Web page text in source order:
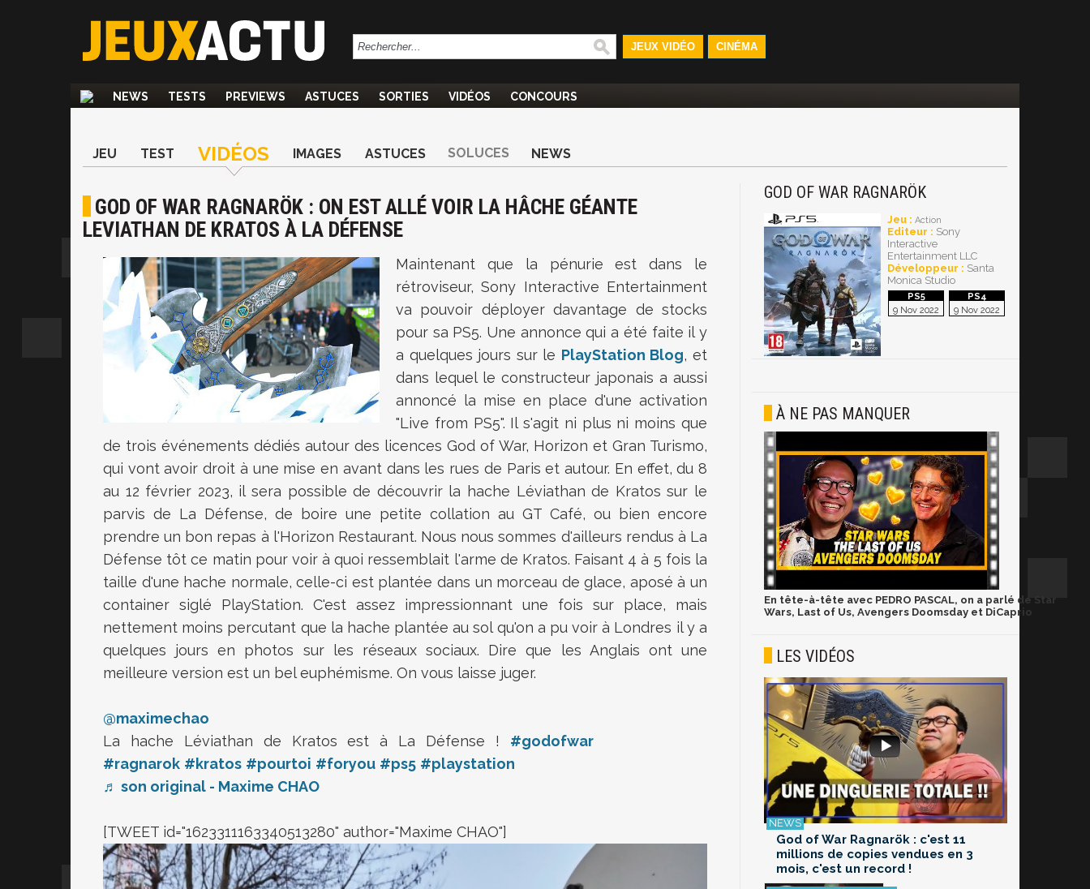
JEUX VIDÉO CINÉMA
NEWS TESTS PREVIEWS ASTUCES SORTIES VIDÉOS CONCOURS
JEU TEST VIDÉOS IMAGES ASTUCES SOLUCES NEWS
GOD OF WAR RAGNARÖK : ON EST ALLÉ VOIR LA HÂCHE GÉANTE
LEVIATHAN DE KRATOS À LA DÉFENSE
Maintenant que la pénurie est dans le
rétroviseur, Sony Interactive Entertainment
va pouvoir déployer davantage de stocks
pour sa PS5. Une annonce qui a été faite il y
a quelques jours sur le PlayStation Blog, et
dans lequel le constructeur japonais a aussi
annoncé la mise en place d'une activation
"Live from PS5". Il s'agit ni plus ni moins que
de trois événements dédiés autour des licences God of War, Horizon et Gran Turismo,
qui vont avoir droit à une mise en avant dans les rues de Paris et autour. En effet, du 8
au 12 février 2023, il sera possible de découvrir la hache Léviathan de Kratos sur le
parvis de La Défense, de boire une petite collation au GT Café, ou bien encore
prendre un bon repas à l'Horizon Restaurant. Nous nous sommes d'ailleurs rendus à La
Défense tôt ce matin pour voir à quoi ressemblait l'arme de Kratos. Faisant 4 à 5 fois la
taille d'une hache normale, celle-ci est plantée dans un morceau de glace, aposé à un
container siglé PlayStation. C'est assez impressionnant une fois sur place, mais
nettement moins percutant que la hache plantée au sol qu'on a pu voir à Londres il y a
quelques jours en photos sur les réseaux sociaux. Dire que les Anglais ont une
meilleure version est un bel euphémisme. On vous laisse juger.
@maximechao
La hache Léviathan de Kratos est à La Défense ! #godofwar
#ragnarok #kratos #pourtoi #foryou #ps5 #playstation
♬ son original - Maxime CHAO
[TWEET id="1623311163340513280" author="Maxime CHAO"]
GOD OF WAR RAGNARÖK
Jeu : Action
Editeur : Sony
Interactive
Entertainment LLC
Développeur : Santa
Monica Studio
9 Nov 2022 9 Nov 2022
À NE PAS MANQUER
En tête-à-tête avec PEDRO PASCAL, on a parlé de Star
Wars, Last of Us, Avengers Doomsday et DiCaprio
LES VIDÉOS
God of War Ragnarök : c'est 11
millions de copies vendues en 3
mois, c'est un record !